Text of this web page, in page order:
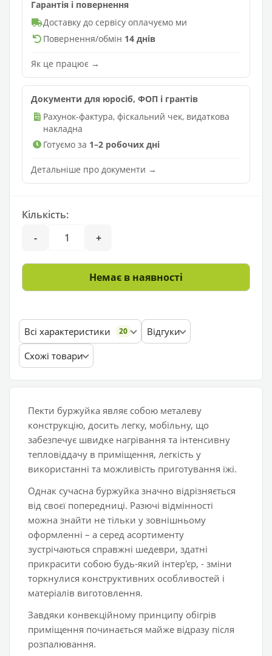
Гарантія і повернення
Доставку до сервісу оплачуємо ми
Повернення/обмін 14 днів
Як це працює →
Документи для юросіб, ФОП і грантів
Рахунок-фактура, фіскальний чек, видаткова
накладна
Готуємо за 1–2 робочих дні
Детальніше про документи →
Кількість:
-
+
Немає в наявності
Всі характеристики 20
Відгуки
Схожі товари
Пекти буржуйка являє собою металеву
конструкцію, досить легку, мобільну, що
забезпечує швидке нагрівання та інтенсивну
тепловіддачу в приміщення, легкість у
використанні та можливість приготування їжі.
Однак сучасна буржуйка значно відрізняється
від своєї попередниці. Разючі відмінності
можна знайти не тільки у зовнішньому
оформленні – а серед асортименту
зустрічаються справжні шедеври, здатні
прикрасити собою будь-який інтер'єр, - зміни
торкнулися конструктивних особливостей і
матеріалів виготовлення.
Завдяки конвекційному принципу обігрів
приміщення починається майже відразу після
розпалювання.